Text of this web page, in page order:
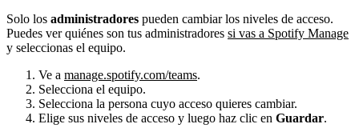
Solo los administradores pueden cambiar los niveles de acceso.
Puedes ver quiénes son tus administradores si vas a Spotify Manage
y seleccionas el equipo.
Ve a manage.spotify.com/teams.
Selecciona el equipo.
Selecciona la persona cuyo acceso quieres cambiar.
Elige sus niveles de acceso y luego haz clic en Guardar.